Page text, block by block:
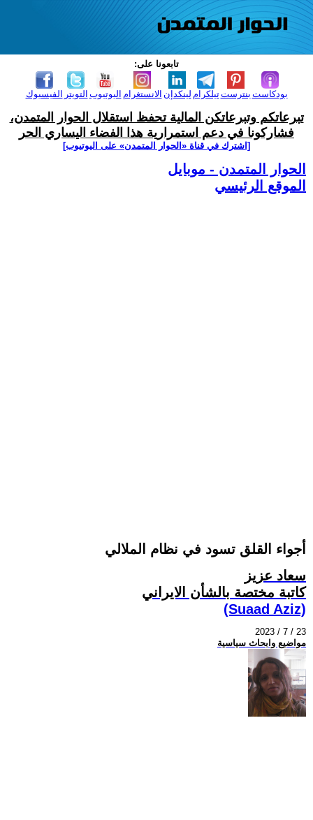
تابعونا على:
الفيسبوك التويتر اليوتيوب الانستغرام لينكدإن تيلكرامبنترست بودكاست
تبرعاتكم وتبرعاتكن المالية تحفظ استقلال الحوار المتمدن،
فشاركونا في دعم استمرارية هذا الفضاء اليساري الحر
[اشترك في قناة ‫«الحوار المتمدن» على اليوتيوب]
الحوار المتمدن - موبايل
الموقع الرئيسي
أجواء القلق تسود في نظام الملالي
سعاد عزيز
کاتبة مختصة بالشأن الايراني
(Suaad Aziz)
2023 / 7 / 23
مواضيع وابحاث سياسية